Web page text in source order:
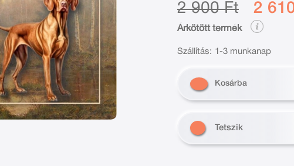
2 900 Ft 2
Árkötött termék
Szállítás: 1-3 munkanap
Kosárba
Tetszik